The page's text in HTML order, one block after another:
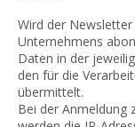
Wird der Newsletter
Unternehmens
Daten in der
den für die
übermittelt.
Bei der Anmeldung